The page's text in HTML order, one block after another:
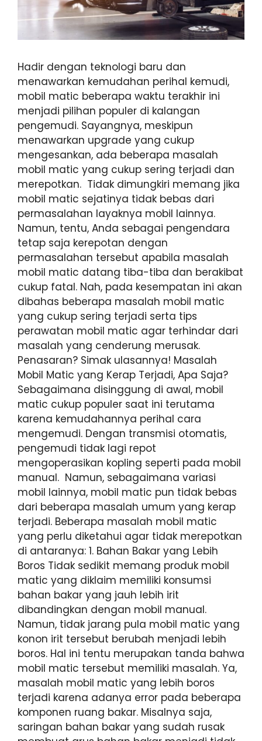
Hadir dengan teknologi baru dan
menawarkan kemudahan perihal kemudi,
mobil matic beberapa waktu terakhir ini
menjadi pilihan populer di kalangan
pengemudi. Sayangnya, meskipun
menawarkan upgrade yang cukup
mengesankan, ada beberapa masalah
mobil matic yang cukup sering terjadi dan
merepotkan. Tidak dimungkiri memang jika
mobil matic sejatinya tidak bebas dari
permasalahan layaknya mobil lainnya.
Namun, tentu, Anda sebagai pengendara
tetap saja kerepotan dengan
permasalahan tersebut apabila masalah
mobil matic datang tiba-tiba dan berakibat
cukup fatal. Nah, pada kesempatan ini akan
dibahas beberapa masalah mobil matic
yang cukup sering terjadi serta tips
perawatan mobil matic agar terhindar dari
masalah yang cenderung merusak.
Penasaran? Simak ulasannya! Masalah
Mobil Matic yang Kerap Terjadi, Apa Saja?
Sebagaimana disinggung di awal, mobil
matic cukup populer saat ini terutama
karena kemudahannya perihal cara
mengemudi. Dengan transmisi otomatis,
pengemudi tidak lagi repot
mengoperasikan kopling seperti pada mobil
manual. Namun, sebagaimana variasi
mobil lainnya, mobil matic pun tidak bebas
dari beberapa masalah umum yang kerap
terjadi. Beberapa masalah mobil matic
yang perlu diketahui agar tidak merepotkan
di antaranya: 1. Bahan Bakar yang Lebih
Boros Tidak sedikit memang produk mobil
matic yang diklaim memiliki konsumsi
bahan bakar yang jauh lebih irit
dibandingkan dengan mobil manual.
Namun, tidak jarang pula mobil matic yang
konon irit tersebut berubah menjadi lebih
boros. Hal ini tentu merupakan tanda bahwa
mobil matic tersebut memiliki masalah. Ya,
masalah mobil matic yang lebih boros
terjadi karena adanya error pada beberapa
komponen ruang bakar. Misalnya saja,
saringan bahan bakar yang sudah rusak